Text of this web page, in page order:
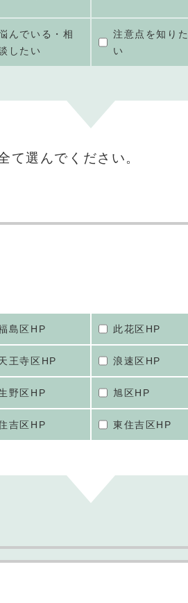
んでいる・相
したい
注意点を知りた
い
て選んでください。
島区HP 此花区HP
王寺区HP 浪速区HP
野区HP 旭区HP
吉区HP 東住吉区HP